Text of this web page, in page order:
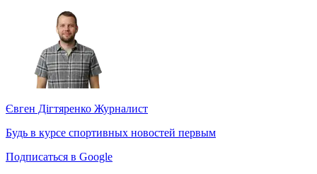
Євген Дігтяренко Журналист
Будь в курсе спортивных новостей первым
Подписаться в Google